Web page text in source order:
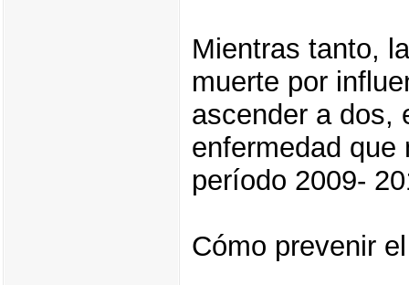
Mientras tanto,
muerte por
ascender a dos,
enfermedad
período 2009-
Cómo prevenir